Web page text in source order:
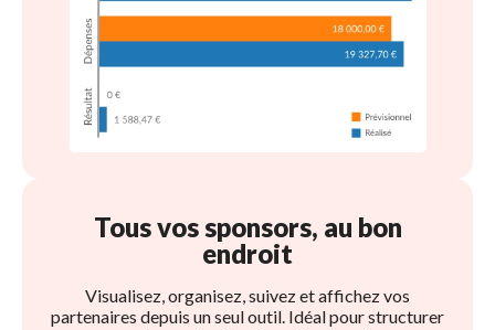
Tous vos sponsors, au bon
endroit
Visualisez, organisez, suivez et affichez vos
partenaires depuis un seul outil. Idéal pour structurer